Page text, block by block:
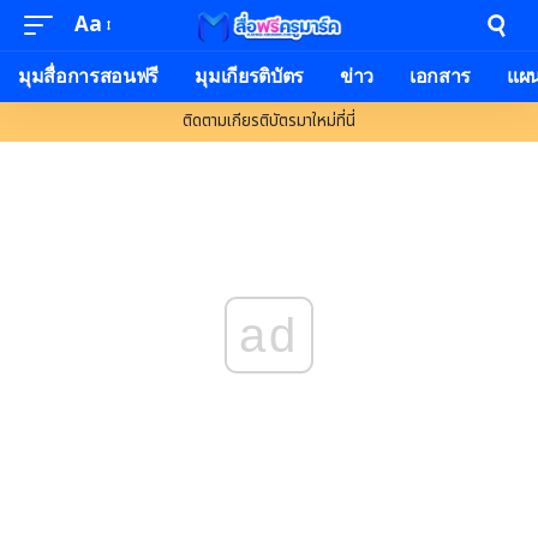
Aa
มุมสื่อการสอนฟรี มุมเกียรติบัตร ข่าว เอกสาร แผ
ติดตามเกียรติบัตรมาใหม่ที่นี่
ad